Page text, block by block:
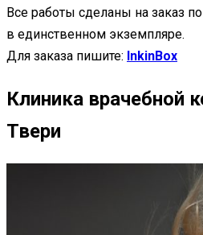
Все работы сделаны на заказ
в единственном экземпляре.
Для заказа пишите: InkinBox
Клиника врачебной
Твери